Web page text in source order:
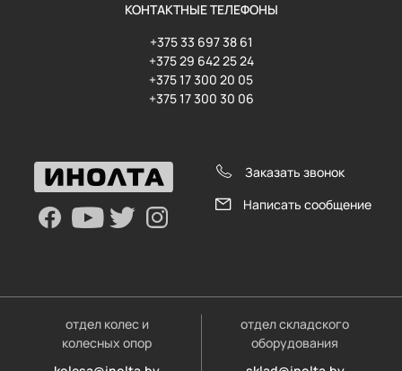
КОНТАКТНЫЕ ТЕЛЕФОНЫ
+375 33 697 38 61
+375 29 642 25 24
+375 17 300 20 05
+375 17 300 30 06
Заказать звонок
Написать сообщение
отдел колес и
колесных опор
отдел складского
оборудования